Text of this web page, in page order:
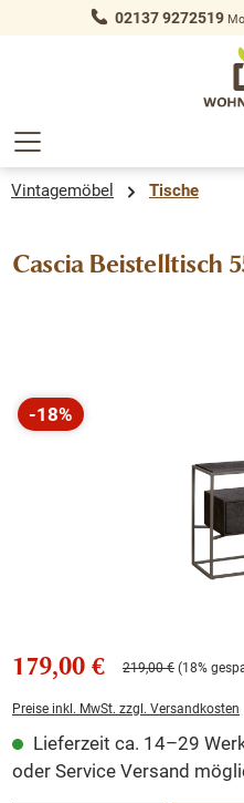
springen 02137 9272519
Vintagemöbel Tische
Cascia Beistelltisch
Bildergalerie überspringen
-18%
Rabatt
179,00 € 219,00 € (18%
Preise inkl. MwSt. zzgl. Versandkosten
Lieferzeit ca. 14–29
oder Service Versand